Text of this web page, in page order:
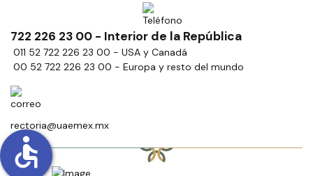
722 226 23 00 - Interior de la República
011 52 722 226 23 00 - USA y Canadá
00 52 722 226 23 00 - Europa y resto del mundo
rectoria@uaemex.mx
accessible